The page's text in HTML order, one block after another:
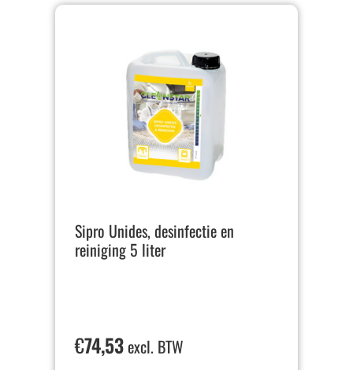
Sipro Unides, desinfectie en
reiniging 5 liter
€74,53excl. BTW